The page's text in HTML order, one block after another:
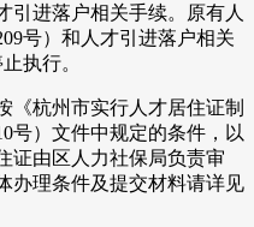
引进落户相关手续。原有人
号）和人才引进落户相关
执行。
《杭州市实行人才居住证制
号）文件中规定的条件，以
证由区人力社保局负责审
办理条件及提交材料请详见